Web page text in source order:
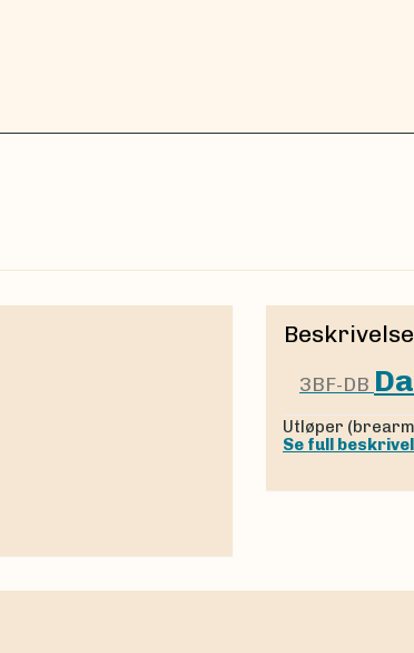
Beskrivelse
3BF-DB
Utløper
Se full